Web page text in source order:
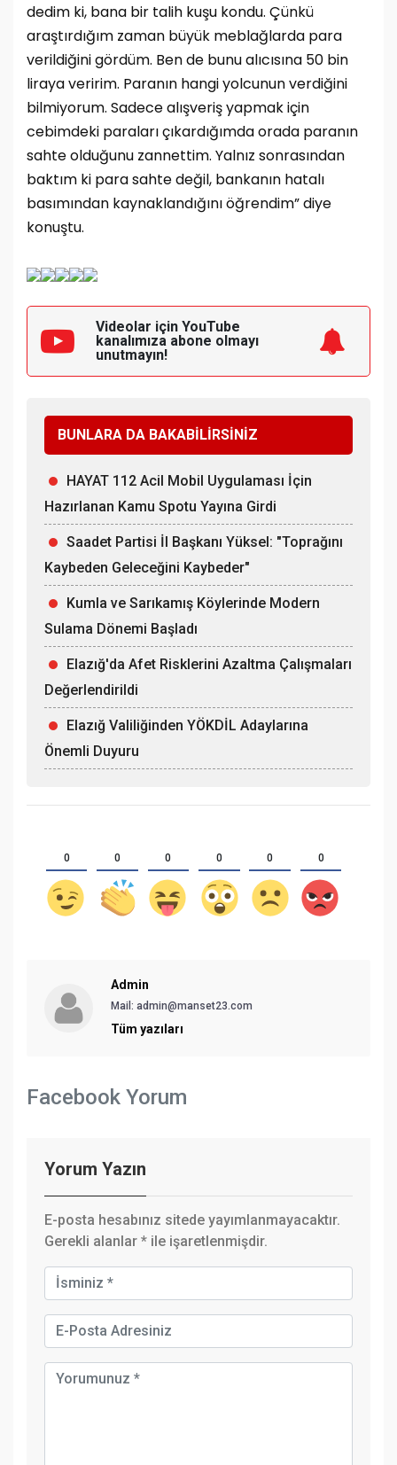
dedim ki, bana bir talih kuşu kondu. Çünkü
araştırdığım zaman büyük meblağlarda para
verildiğini gördüm. Ben de bunu alıcısına 50 bin
liraya veririm. Paranın hangi yolcunun verdiğini
bilmiyorum. Sadece alışveriş yapmak için
cebimdeki paraları çıkardığımda orada paranın
sahte olduğunu zannettim. Yalnız sonrasından
baktım ki para sahte değil, bankanın hatalı
basımından kaynaklandığını öğrendim” diye
konuştu.
Videolar için YouTube
kanalımıza abone olmayı
unutmayın!
BUNLARA DA BAKABİLİRSİNİZ
HAYAT 112 Acil Mobil Uygulaması İçin
Hazırlanan Kamu Spotu Yayına Girdi
Saadet Partisi İl Başkanı Yüksel: "Toprağını
Kaybeden Geleceğini Kaybeder"
Kumla ve Sarıkamış Köylerinde Modern
Sulama Dönemi Başladı
Elazığ'da Afet Risklerini Azaltma Çalışmaları
Değerlendirildi
Elazığ Valiliğinden YÖKDİL Adaylarına
Önemli Duyuru
0 0 0 0 0 0
Admin
Mail: admin@manset23.com
Tüm yazıları
Facebook Yorum
Yorum Yazın
E-posta hesabınız sitede yayımlanmayacaktır.
Gerekli alanlar * ile işaretlenmişdir.